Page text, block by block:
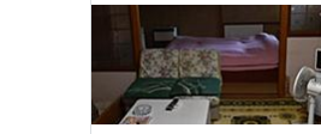
ンク音声を聴くことができ